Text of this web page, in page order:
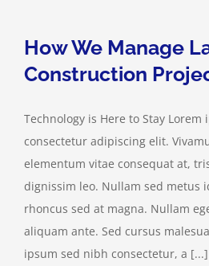
How We Manage
Construction
Technology is Here to Stay
consectetur adipiscing elit.
elementum vitae consequat at,
dignissim leo. Nullam sed metus
rhoncus sed at magna. Nullam
aliquam ante. Sed cursus
ipsum sed nibh consectetur, a [...]